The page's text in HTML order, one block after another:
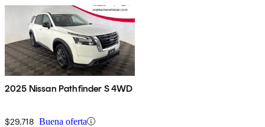
2025 Nissan Pathfinder S 4WD
$29,718 Buena oferta